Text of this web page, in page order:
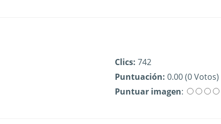
Clics: 742
Puntuación: 0.00 (0 Votos)
Puntuar imagen: